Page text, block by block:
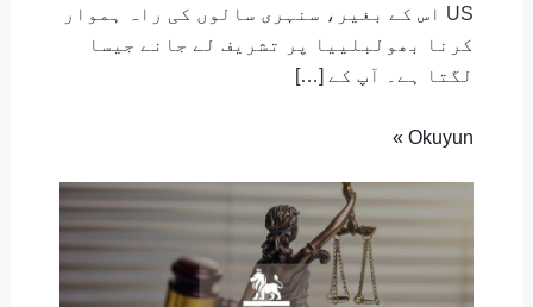
US اس کے بغیر، سنہری سالوں کی راہ ہموار
کرنا بھولبلییا پر تشریف لے جانے جیسا
لگتا ہے۔ آپ کے […]
Okuyun »